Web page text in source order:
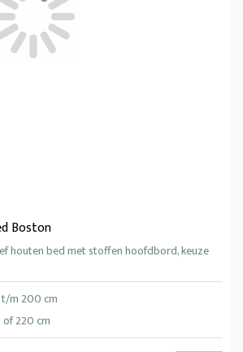
Boston
houten bed met stoffen hoofdbord, keuze
m 200 cm
220 cm